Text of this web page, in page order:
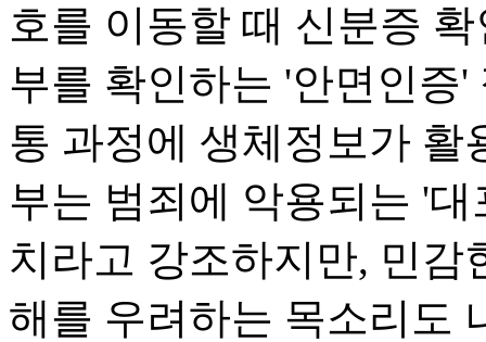
호를 이동할 때 신분증
부를 확인하는 '안면인증
통 과정에 생체정보가 활
부는 범죄에 악용되는 '
치라고 강조하지만, 민감
해를 우려하는 목소리도